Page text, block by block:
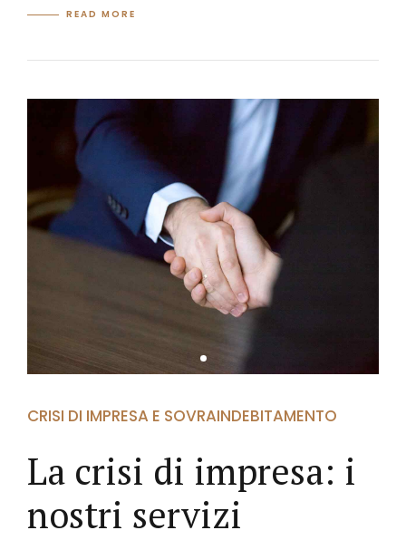
READ MORE
CRISI DI IMPRESA E SOVRAINDEBITAMENTO
La crisi di impresa: i
nostri servizi